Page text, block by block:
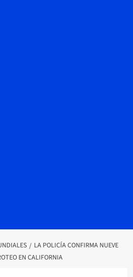
LA POLICÍA CONFIRMA NUEVE
EN CALIFORNIA